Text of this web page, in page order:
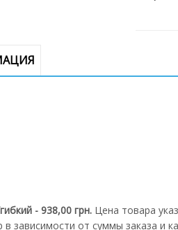
- 938,00 грн. Цена товара
зависимости от суммы заказа и